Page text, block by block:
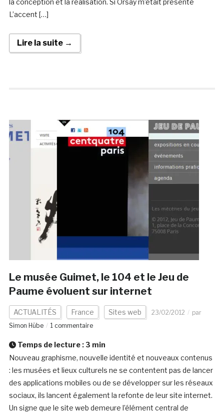
la conception et la réalisation. Si Orsay m’était présenté
L’accent […]
Lire la suite →
Le musée Guimet, le 104 et le Jeu de
Paume évoluent sur internet
ACTUALITÉS France Sites web 23/02/2012
par
Simon Hübe
1 commentaire
Temps de lecture : 3 min
Nouveau graphisme, nouvelle identité et nouveaux contenus
: les musées et lieux culturels ne se contentent pas de lancer
des applications mobiles ou de se développer sur les réseaux
sociaux, ils lancent également la refonte de leur site internet.
Un signe que le site web demeure l’élément central de